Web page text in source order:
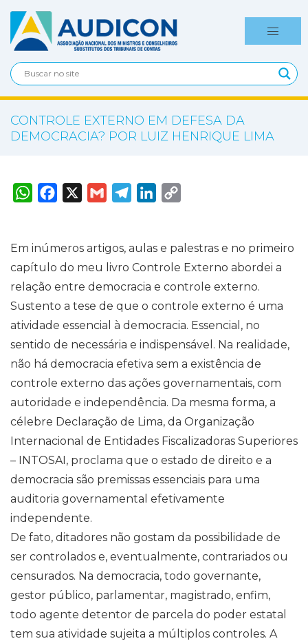
CONTROLE EXTERNO EM DEFESA DA
DEMOCRACIA? POR LUIZ HENRIQUE LIMA
W
h
A
p
p
F
a
o
o
k
X
G
m
T
e
r
a
m
L
d
I
n
i
n
k
Em inúmeros artigos, aulas e palestras e no primeiro
capítulo do meu livro Controle Externo abordei a
relação entre democracia e controle externo.
Sustento a tese de que o controle externo é uma
atividade essencial à democracia. Essencial, no
sentido de necessária e indispensável. Na realidade,
não há democracia efetiva sem a existência de
controle externo das ações governamentais, com
autoridade e independência. Da mesma forma, a
célebre Declaração de Lima, da Organização
Internacional de Entidades Fiscalizadoras Superiores
– INTOSAI, proclama que o estado de direito e a
democracia são premissas essenciais para uma
auditoria governamental efetivamente
independente.
De fato, ditadores não gostam da possibilidade de
ser controlados e, eventualmente, contrariados ou
censurados. Na democracia, todo governante,
gestor público, parlamentar, magistrado, enfim,
todo agente detentor de parcela do poder estatal
tem sua atividade sujeita a múltiplos controles. A